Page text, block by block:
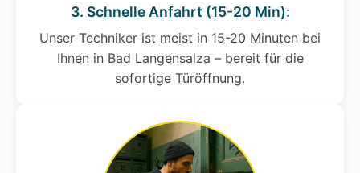
3. Schnelle Anfahrt (15-20 Min):
Unser Techniker ist meist in 15-20 Minuten bei
Ihnen in Bad Langensalza – bereit für die
sofortige Türöffnung.